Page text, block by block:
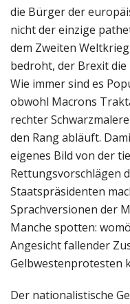
die Bürger der
nicht der einzige
dem Zweiten
bedroht, der Brexit
Wie immer sind es
obwohl Macrons
rechter
den Rang abläuft.
eigenes Bild von der
Rettungsvorschlägen
Staatspräsidenten
Sprachversionen der
Manche spotten:
Angesicht fallender
Gelbwestenprotesten
Der nationalistische